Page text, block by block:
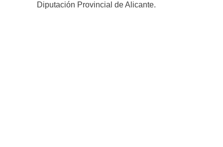
Diputación Provincial de Alicante.